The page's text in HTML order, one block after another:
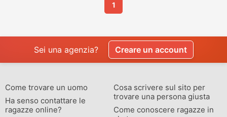
1
Sei una agenzia? Creare un account
Come trovare un uomo
Ha senso contattare le
ragazze online?
Cosa scrivere sul sito per
trovare una persona giusta
Come conoscere ragazze in